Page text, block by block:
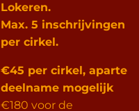
Lokeren.
Max. 5 inschrijvingen
per cirkel.
€45 per cirkel, aparte
deelname mogelijk
€180 voor de